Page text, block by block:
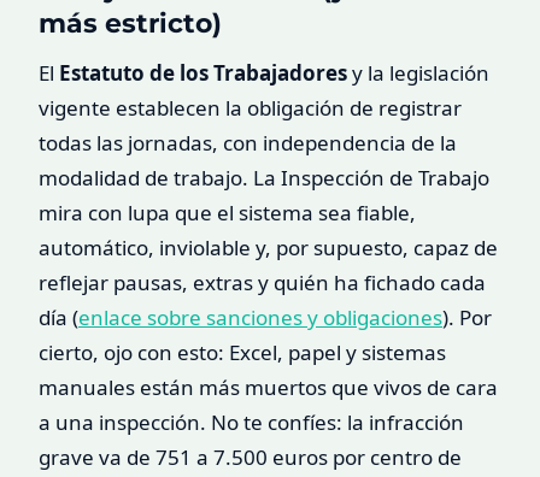
más estricto)
El Estatuto de los Trabajadoresy la legislación
vigente establecen la obligación de registrar
todas las jornadas, con independencia de la
modalidad de trabajo. La Inspección de Trabajo
mira con lupa que el sistema sea fiable,
automático, inviolable y, por supuesto, capaz de
reflejar pausas, extras y quién ha fichado cada
día (enlace sobre sanciones y obligaciones). Por
cierto, ojo con esto: Excel, papel y sistemas
manuales están más muertos que vivos de cara
a una inspección. No te confíes: la infracción
grave va de 751 a 7.500 euros por centro de